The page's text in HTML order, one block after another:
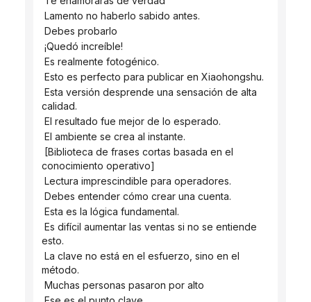
Lamento no haberlo sabido antes.
Debes probarlo
¡Quedó increíble!
Es realmente fotogénico.
Esto es perfecto para publicar en Xiaohongshu.
calidad.
El resultado fue mejor de lo esperado.
El ambiente se crea al instante.
conocimiento operativo]
Lectura imprescindible para operadores.
Debes entender cómo crear una cuenta.
Esta es la lógica fundamental.
esto.
método.
Muchas personas pasaron por alto